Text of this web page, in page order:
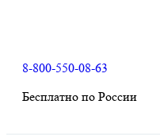
8-800-550-08-63
Бесплатно по России